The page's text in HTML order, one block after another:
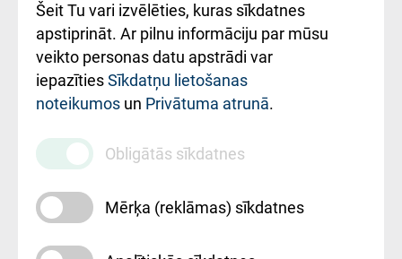
Rekvizīti un
ārstniecības
iestādes kods
010000234
Maksas
pakalpojumu
cenrādis
Šeit Tu vari izvēlēties, kuras sīkdatnes
apstiprināt. Ar pilnu informāciju par mūsu
veikto personas datu apstrādi var
iepazītiesSīkdatņu lietošanas
noteikumos un Privātuma atrunā.
Obligātās sīkdatnes
Mērķa (reklāmas) sīkdatnes